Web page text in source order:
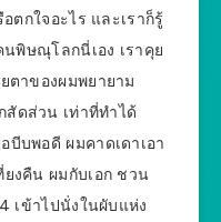
ตกใจอะไร และเราก็รู้
นพิษณุโลกนี่เอง เราคุย
ตาของผมพยายาม
ดส่วน เท่าที่ทำได้
บพอดี ผมคาดเดาเอา
งคืน ผมกับเอก ชวน
เข้าไปนั่งในผับแห่ง